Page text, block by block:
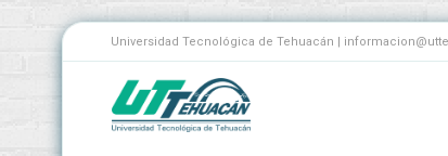
Universidad Tecnológica de Tehuacán |